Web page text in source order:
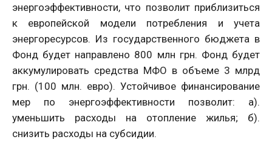
энергоэффективности, что позволит приблизиться
к европейской модели потребления и учета
энергоресурсов. Из государственного бюджета в
Фонд будет направлено 800 млн грн. Фонд будет
аккумулировать средства МФО в объеме 3 млрд
грн. (100 млн. евро). Устойчивое финансирование
мер по энергоэффективности позволит: а).
уменьшить расходы на отопление жилья; б).
снизить расходы на субсидии.